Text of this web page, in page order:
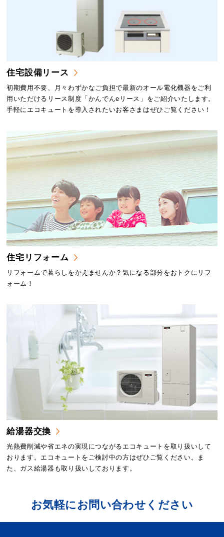
住宅設備リース
初期費用不要、月々わずかなご負担で最新のオール電化機器をご利
用いただけるリース制度「かんでんeリース」をご紹介いたします。
手軽にエコキュートを導入されたいお客さまはぜひご覧ください！
住宅リフォーム
リフォームで暮らしをかえませんか？気になる部分をおトクにリフ
ォーム！
給湯器交換
光熱費削減や省エネの実現につながるエコキュートを取り扱いして
おります。エコキュートをご検討中の方はぜひご覧ください。ま
た、ガス給湯器も取り扱いしております。
お気軽にお問い合わせください